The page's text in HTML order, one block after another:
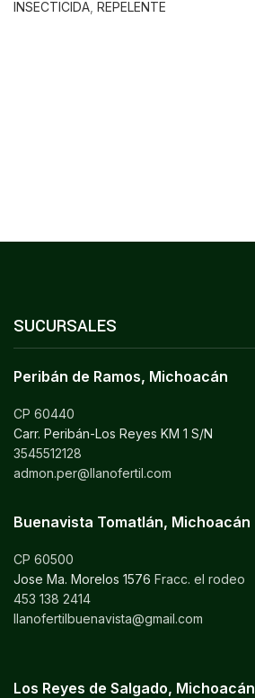
INSECTICIDA REPELENTE
SUCURSALES
Peribán de Ramos, Michoacán
CP 60440
Carr. Peribán-Los Reyes KM 1 S/N
3545512128
admon.per@llanofertil.com
Buenavista Tomatlán, Michoacán
CP 60500
Jose Ma. Morelos 1576 Fracc. el rodeo
453 138 2414
llanofertilbuenavista@gmail.com
Los Reyes de Salgado, Michoacán